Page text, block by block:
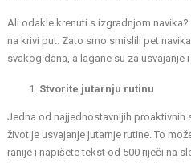
Ali odakle krenuti s izgradnjom
na krivi put. Zato smo smislili pet
svakog dana, a lagane su za usvajanje
Stvorite jutarnju rutinu
Jedna od najjednostavnijih proaktivnih
život je usvajanje jutarnje rutine. To
ranije i napišete tekst od 500 riječi na